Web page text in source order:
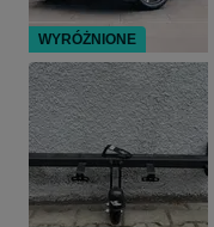
WYRÓŻNIONE